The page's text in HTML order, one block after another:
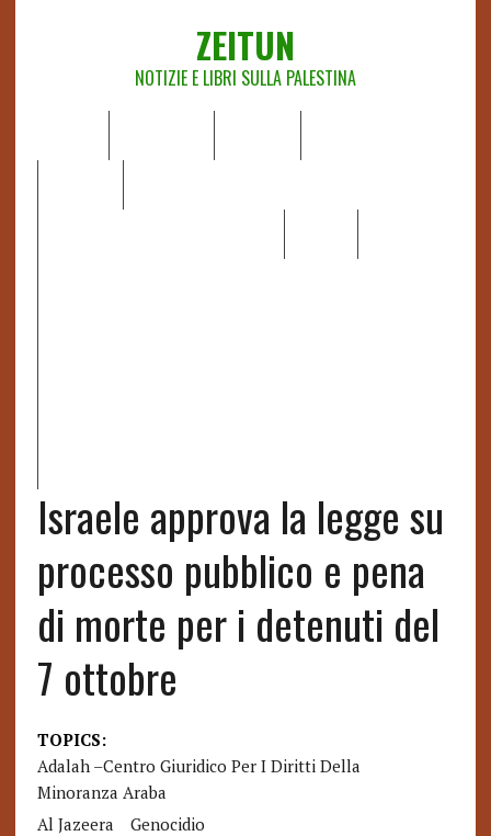
ZEITUN
NOTIZIE E LIBRI SULLA PALESTINA
Israele approva la legge su
processo pubblico e pena
di morte per i detenuti del
7 ottobre
TOPICS:
Adalah –Centro Giuridico Per I Diritti Della
Minoranza Araba
Al Jazeera
Genocidio